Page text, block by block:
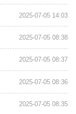
2025-07-05 14:03
2025-07-05 08:38
2025-07-05 08:37
2025-07-05 08:36
2025-07-05 08:35